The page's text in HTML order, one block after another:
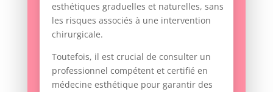
esthétiques graduelles et naturelles, sans
les risques associés à une intervention
chirurgicale.
Toutefois, il est crucial de consulter un
professionnel compétent et certifié en
médecine esthétique pour garantir des